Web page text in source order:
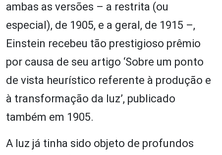
ambas as versões – a restrita (ou
especial), de 1905, e a geral, de 1915 –,
Einstein recebeu tão prestigioso prêmio
por causa de seu artigo ‘Sobre um ponto
de vista heurístico referente à produção e
à transformação da luz’, publicado
também em 1905.
A luz já tinha sido objeto de profundos